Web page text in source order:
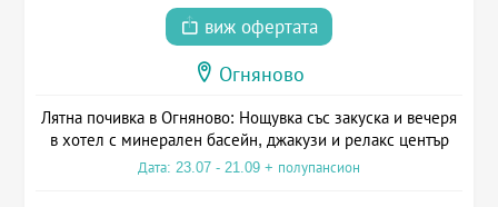
виж офертата
Огняново
Лятна почивка в Огняново: Нощувка със закуска и вечеря
в хотел с минерален басейн, джакузи и релакс център
Дата: 23.07 - 21.09 + полупансион